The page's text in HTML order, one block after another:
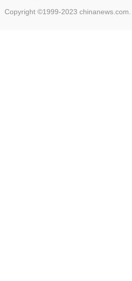
Copyright ©1999-2023